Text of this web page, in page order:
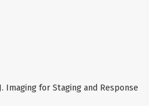
Imaging for Staging and Response